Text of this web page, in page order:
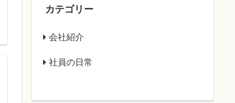
カテゴリー
会社紹介
社員の日常